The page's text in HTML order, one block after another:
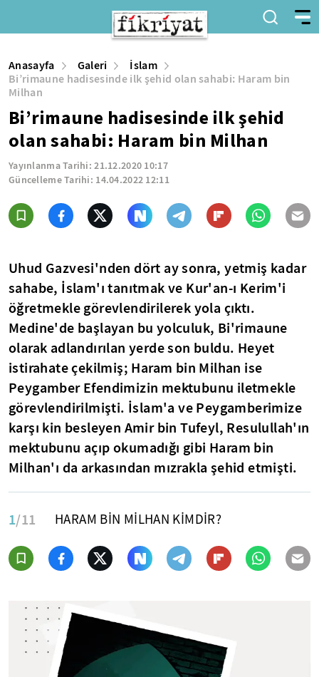
Anasayfa Galeri
İslam
Bi’rimaune hadisesinde ilk şehid olan sahabi: Haram bin
Milhan
Bi’rimaune hadisesinde ilk şehid
olan sahabi: Haram bin Milhan
Yayınlanma Tarihi:21.12.2020 10:17
Güncelleme Tarihi: 14.04.2022 12:11
Uhud Gazvesi'nden dört ay sonra, yetmiş kadar
sahabe, İslam'ı tanıtmak ve Kur'an-ı Kerim'i
öğretmekle görevlendirilerek yola çıktı.
Medine'de başlayan bu yolculuk, Bi'rimaune
olarak adlandırılan yerde son buldu. Heyet
istirahate çekilmiş; Haram bin Milhan ise
Peygamber Efendimizin mektubunu iletmekle
görevlendirilmişti. İslam'a ve Peygamberimize
karşı kin besleyen Amir bin Tufeyl, Resulullah'ın
mektubunu açıp okumadığı gibi Haram bin
Milhan'ı da arkasından mızrakla şehid etmişti.
1/11 HARAM BİN MİLHAN KİMDİR?